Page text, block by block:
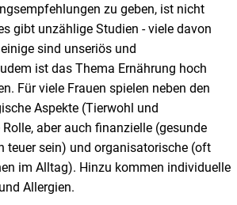
zu geben, ist nicht
gibt unzählige Studien - viele davon
sind unseriös und
ist das Thema Ernährung hoch
Für viele Frauen spielen neben den
Aspekte (Tierwohl und
aber auch finanzielle (gesunde
teuer sein) und organisatorische (oft
im Alltag). Hinzu kommen individuelle
Allergien.